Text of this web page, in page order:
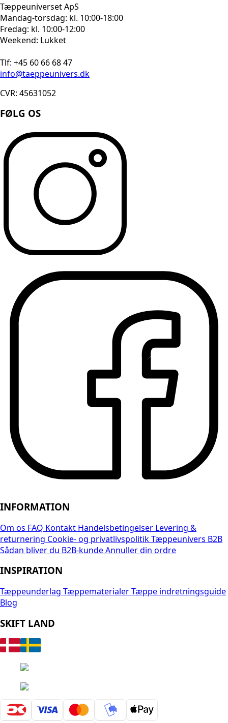
Tæppeuniverset ApS
Mandag-torsdag: kl. 10:00-18:00
Fredag: kl. 10:00-12:00
Weekend: Lukket
Tlf: +45 60 66 68 47
info@taeppeunivers.dk
CVR: 45631052
FØLG OS
INFORMATION
Om os FAQ Kontakt Handelsbetingelser Levering &
returnering Cookie- og privatlivspolitikTæppeunivers B2B
Sådan bliver du B2B-kundeAnnuller din ordre
INSPIRATION
Tæppeunderlag TæppematerialerTæppe indretningsguide
Blog
SKIFT LAND